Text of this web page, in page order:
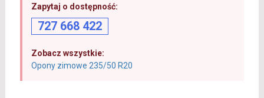
Zapytaj o dostępność:
727 668 422
Zobacz wszystkie:
Opony zimowe 235/50 R20